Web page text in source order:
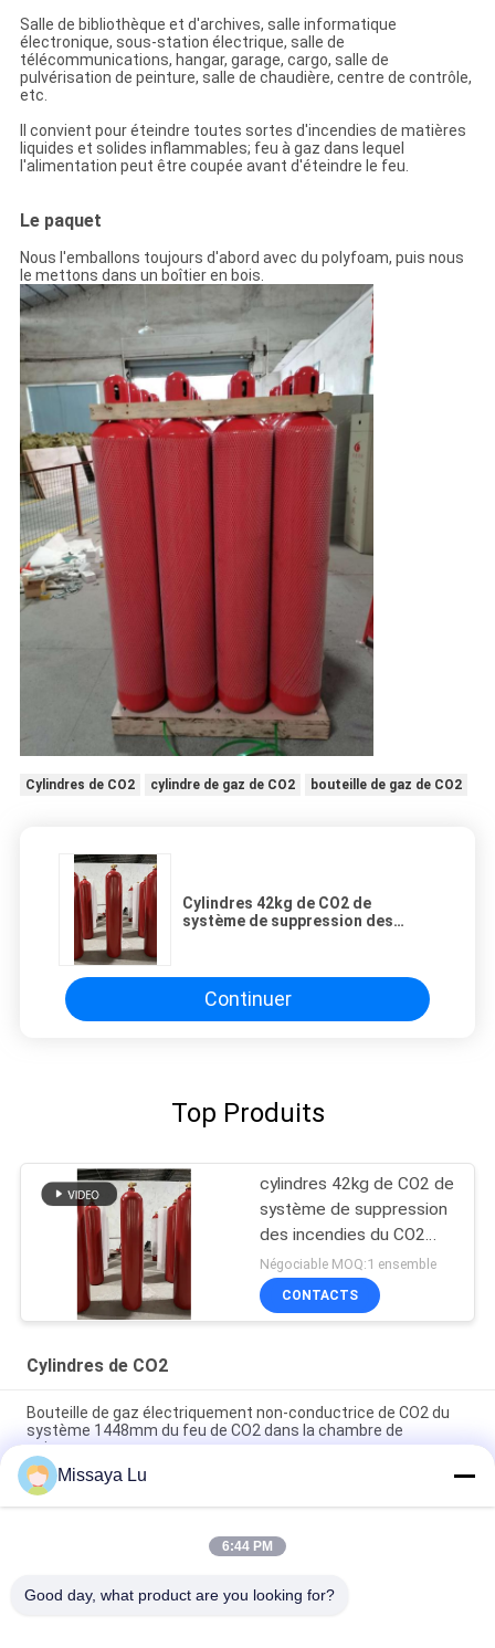
Salle de bibliothèque et d'archives, salle informatique
électronique, sous-station électrique, salle de
télécommunications, hangar, garage, cargo, salle de
pulvérisation de peinture, salle de chaudière, centre de contrôle,
etc.
Il convient pour éteindre toutes sortes d'incendies de matières
liquides et solides inflammables; feu à gaz dans lequel
l'alimentation peut être coupée avant d'éteindre le feu.
Le paquet
Nous l'emballons toujours d'abord avec du polyfoam, puis nous
le mettons dans un boîtier en bois.
Cylindres de CO2 cylindre de gaz de CO2 bouteille de gaz de CO2
Cylindres 42kg de CO2 de
système de suppression des
Continuer
Top Produits
cylindres 42kg de CO2 de
système de suppression
des incendies du CO2
70Ltr dans la salle des
ordinateurs
Négociable MOQ:1 ensemble
CONTACTS
Cylindres de CO2
Bouteille de gaz électriquement non-conductrice de CO2 du
système 1448mm du feu de CO2 dans la chambre de
puissance
cylindre 70Ltr de dioxyde de carbone de système d'extinction
de gaz du CO2 60s
Conteneur inclus 70Ltr de CO2 de suppression des incendies
Missaya Lu
6:44 PM
Good day, what product are you looking for?